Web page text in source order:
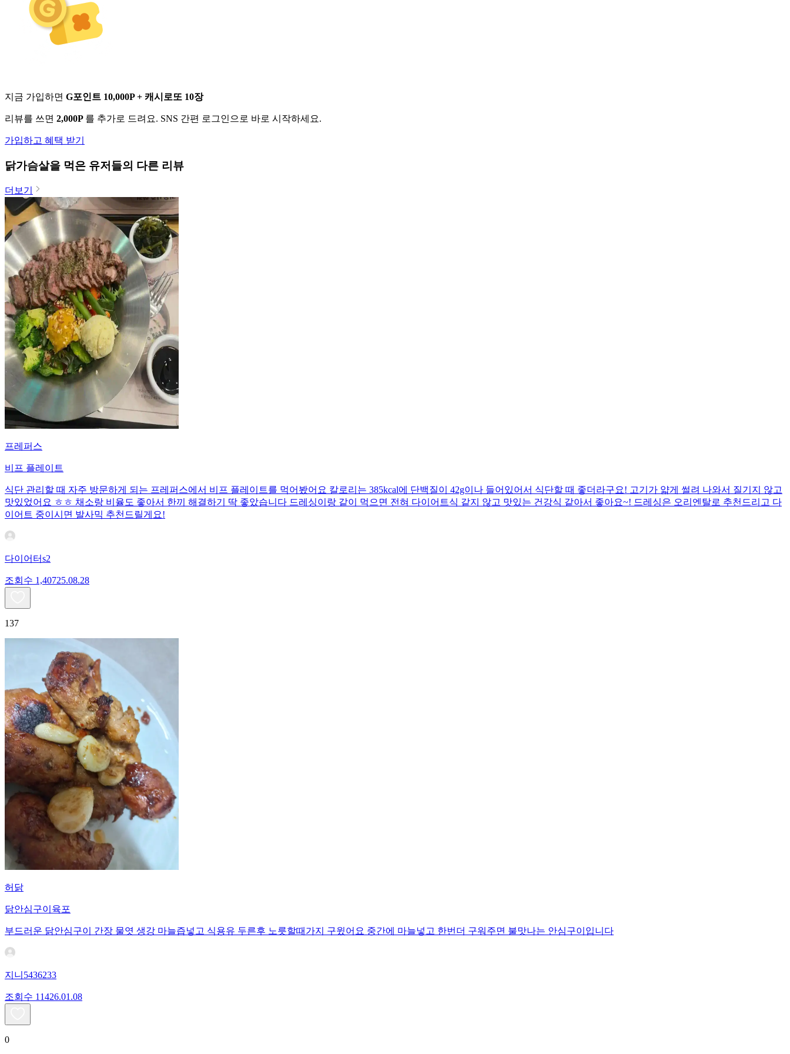
지금 가입하면 G포인트 10,000P + 캐시로또 10장
리뷰를 쓰면 2,000P 를 추가로 드려요. SNS 간편 로그인으로 바로 시작하세요.
가입하고 혜택 받기
닭가슴살을 먹은 유저들의 다른 리뷰
더보기
프레퍼스
비프 플레이트
식단 관리할 때 자주 방문하게 되는 프레퍼스에서 비프 플레이트를 먹어봤어요 칼로리는 385kcal에 단백질이 42g이나 들어있어서 식단할 때 좋더라구요! 고기가 얇게 썰려 나와서 질기지 않고
맛있었어요 ㅎㅎ 채소랑 비율도 좋아서 한끼 해결하기 딱 좋았습니다 드레싱이랑 같이 먹으면 전혀 다이어트식 같지 않고 맛있는 건강식 같아서 좋아요~! 드레싱은 오리엔탈로 추천드리고 다
이어트 중이시면 발사믹 추천드릴게요!
다이어터s2
조회수 1,40725.08.28
137
허닭
닭안심구이육포
부드러운 닭안심구이 간장 물엿 생강 마늘즙넣고 식용유 두른후 노릇할때가지 구윘어요 중간에 마늘넣고 한번더 구워주면 불맛나는 안심구이입니다
지니5436233
조회수 11426.01.08
0